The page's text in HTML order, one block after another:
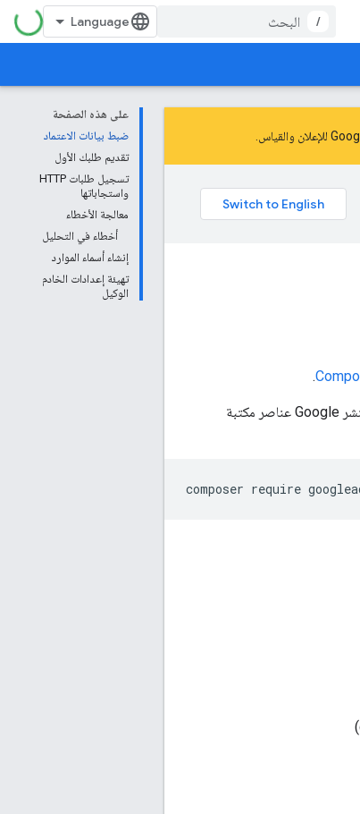
/
على هذه الصفحة
ضبط بيانات الاعتماد
تقديم طلبك الأول
تسجيل طلبات HTTP
واستجاباتها
معالجة الأخطاء
أخطاء في التحليل
إنشاء أسماء الموارد
تهيئة إعدادات الخادم
الوكيل
.
للبدء، أنشئ مشروعًا جديدًا في بيئة تطوير البرامج (IDE) التي تختارها أو أضِف التبعية إلى مشروع حالي. تنشر Google عناصر مكتبة
composer require